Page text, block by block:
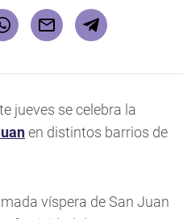
jueves se celebra la
en distintos barrios de
víspera de San Juan